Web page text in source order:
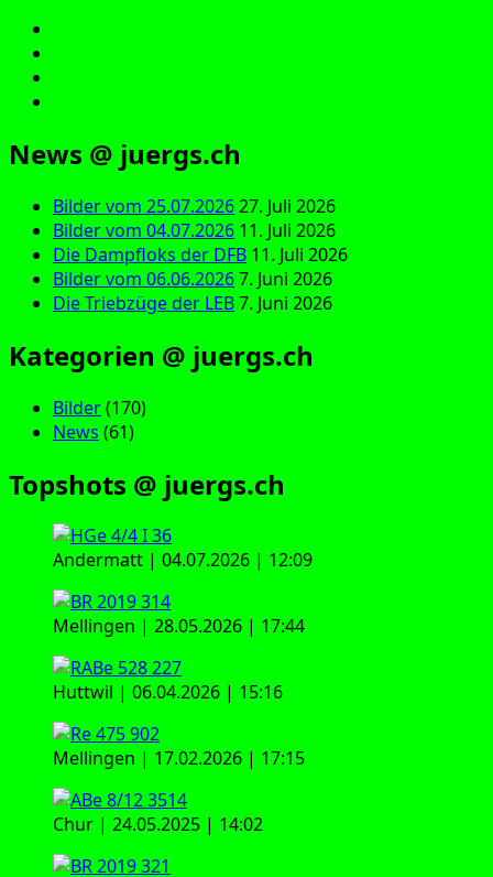
News @ juergs.ch
Bilder vom 25.07.202627. Juli 2026
Bilder vom 04.07.2026 11. Juli 2026
Die Dampfloks der DFB 11. Juli 2026
Bilder vom 06.06.20267. Juni 2026
Die Triebzüge der LEB7. Juni 2026
Kategorien @ juergs.ch
Bilder(170)
News (61)
Topshots @ juergs.ch
Andermatt | 04.07.2026 | 12:09
Mellingen | 28.05.2026 | 17:44
Huttwil | 06.04.2026 | 15:16
Mellingen | 17.02.2026 | 17:15
Chur | 24.05.2025 | 14:02